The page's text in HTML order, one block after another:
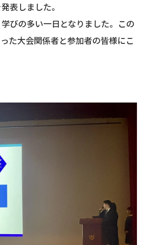
表しました。
びの多い一日となりました。この
た大会関係者と参加者の皆様にこ